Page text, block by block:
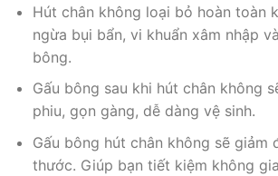
Hút chân không loại bỏ hoàn toàn
ngừa bụi bẩn, vi khuẩn xâm nhập
bông.
Gấu bông sau khi hút chân không
phiu, gọn gàng, dễ dàng vệ sinh.
Gấu bông hút chân không sẽ giảm
thước. Giúp bạn tiết kiệm không